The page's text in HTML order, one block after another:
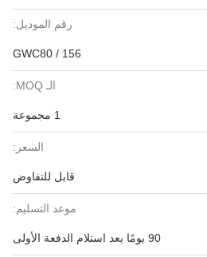
رقم الموديل:
GWC80 / 156
الـ MOQ:
السعر:
قابل للتفاوض
موعد التسليم:
90 يومًا بعد استلام الدفعة الأولى